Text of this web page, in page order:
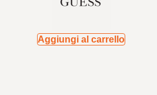
Aggiungi al carrello